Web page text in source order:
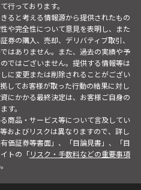
行っております。
ると考える情報源から提供されたもの
や完全性について意見を表明し、また
券の購入、売却、デリバティブ取引、
はありません。また、過去の実績や予
ではございません。提供する情報等は
に変更または削除されることがござい
してお客様が取った行動の結果に対し
にかかる最終決定は、お客様ご自身の
す。
商品・サービス等について言及してい
およびリスクは異なりますので、詳し
価証券等書面」、「目論見書」、「目
トの「リスク・手数料などの重要事項